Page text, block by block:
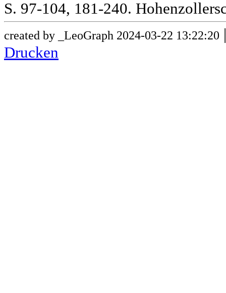
S. 97-104, 181-240.
created by _LeoGraph 2024-03-22 13:22:20
Drucken